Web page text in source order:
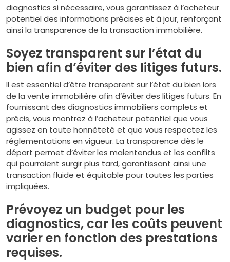
diagnostics si nécessaire, vous garantissez à l’acheteur
potentiel des informations précises et à jour, renforçant
ainsi la transparence de la transaction immobilière.
Soyez transparent sur l’état du
bien afin d’éviter des litiges futurs.
Il est essentiel d’être transparent sur l’état du bien lors
de la vente immobilière afin d’éviter des litiges futurs. En
fournissant des diagnostics immobiliers complets et
précis, vous montrez à l’acheteur potentiel que vous
agissez en toute honnêteté et que vous respectez les
réglementations en vigueur. La transparence dès le
départ permet d’éviter les malentendus et les conflits
qui pourraient surgir plus tard, garantissant ainsi une
transaction fluide et équitable pour toutes les parties
impliquées.
Prévoyez un budget pour les
diagnostics, car les coûts peuvent
varier en fonction des prestations
requises.